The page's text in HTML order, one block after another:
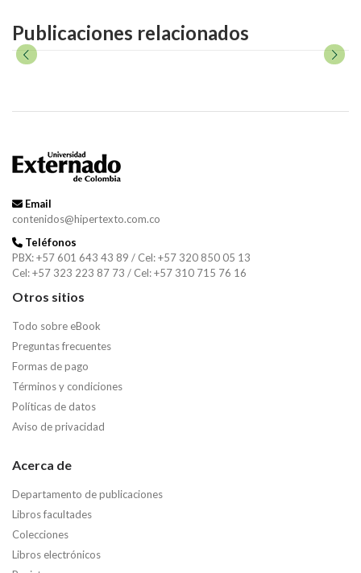
Publicaciones relacionados
Email
contenidos@hipertexto.com.co
Teléfonos
PBX: +57 601 643 43 89 / Cel: +57 320 850 05 13
Cel: +57 323 223 87 73 / Cel: +57 310 715 76 16
Otros sitios
Todo sobre eBook
Preguntas frecuentes
Formas de pago
Términos y condiciones
Políticas de datos
Aviso de privacidad
Acerca de
Departamento de publicaciones
Libros facultades
Colecciones
Libros electrónicos